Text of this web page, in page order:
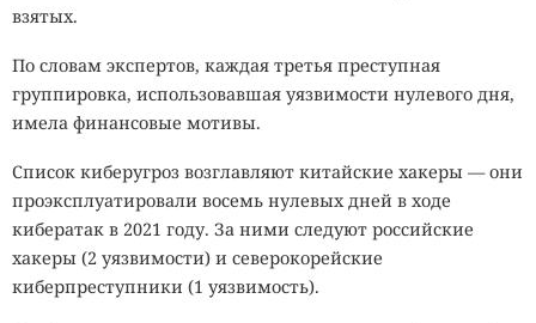
взятых.
По словам экспертов, каждая третья преступная
группировка, использовавшая уязвимости нулевого дня,
имела финансовые мотивы.
Список киберугроз возглавляют китайские хакеры — они
проэксплуатировали восемь нулевых дней в ходе
кибератак в 2021 году. За ними следуют российские
хакеры (2 уязвимости) и северокорейские
киберпреступники (1 уязвимость).